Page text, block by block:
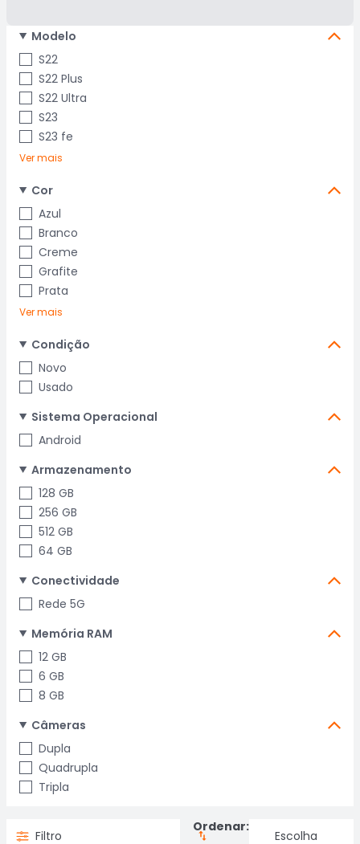
Modelo
S22
S22 Plus
S22 Ultra
S23
S23 fe
Ver mais
Cor
Azul
Branco
Creme
Grafite
Prata
Ver mais
Condição
Novo
Usado
Sistema Operacional
Android
Armazenamento
128 GB
256 GB
512 GB
64 GB
Conectividade
Rede 5G
Memória RAM
12 GB
6 GB
8 GB
Câmeras
Dupla
Quadrupla
Tripla
Filtro
Ordenar: